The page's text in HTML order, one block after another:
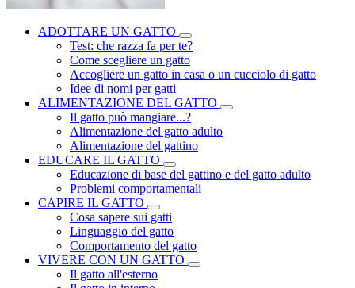
ADOTTARE UN GATTO
Test: che razza fa per te?
Come scegliere un gatto
Accogliere un gatto in casa o un cucciolo di gatto
Idee di nomi per gatti
ALIMENTAZIONE DEL GATTO
Il gatto può mangiare...?
Alimentazione del gatto adulto
Alimentazione del gattino
EDUCARE IL GATTO
Educazione di base del gattino e del gatto adulto
Problemi comportamentali
CAPIRE IL GATTO
Cosa sapere sui gatti
Linguaggio del gatto
Comportamento del gatto
VIVERE CON UN GATTO
Il gatto all'esterno